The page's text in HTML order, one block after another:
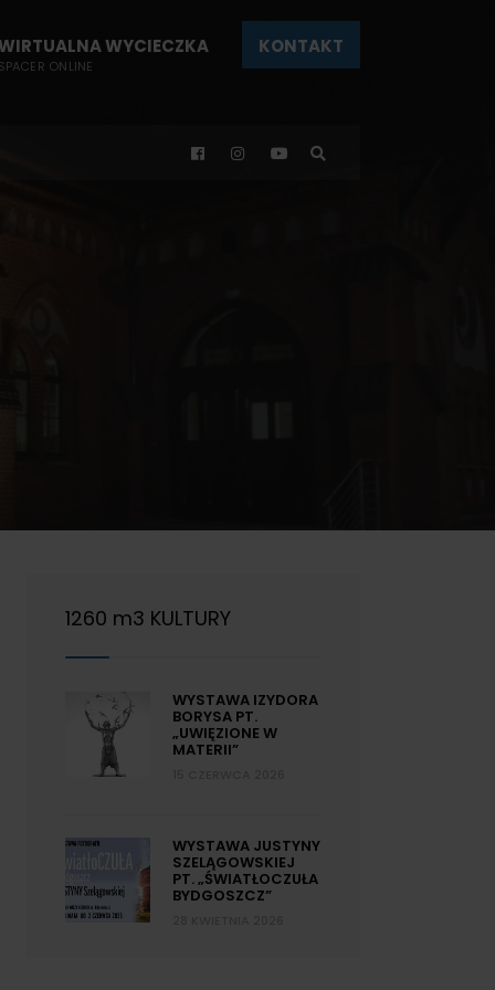
WYCIECZKA
SPACER ONLINE
KONTAKT
1260 m3 KULTURY
WYSTAWA IZYDORA
BORYSA PT.
„UWIĘZIONE W
MATERII”
WYSTAWA JUSTYNY
SZELĄGOWSKIEJ
PT. „ŚWIATŁOCZUŁA
BYDGOSZCZ”